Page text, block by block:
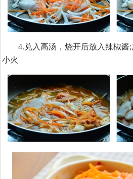
4.兑入高汤，烧开后放入辣椒酱;
小火